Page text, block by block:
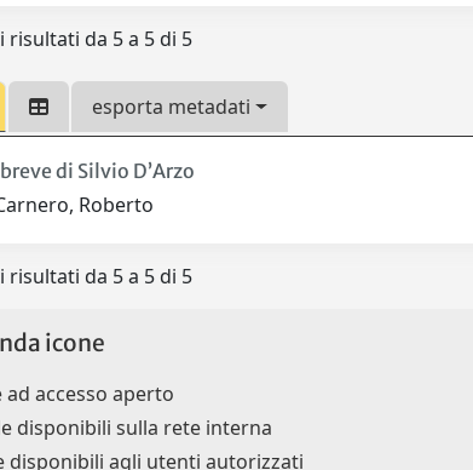
risultati da 5 a 5 di 5
esporta metadati
di Silvio D’Arzo
Roberto
risultati da 5 a 5 di 5
icone
ad accesso aperto
disponibili sulla rete interna
disponibili agli utenti autorizzati